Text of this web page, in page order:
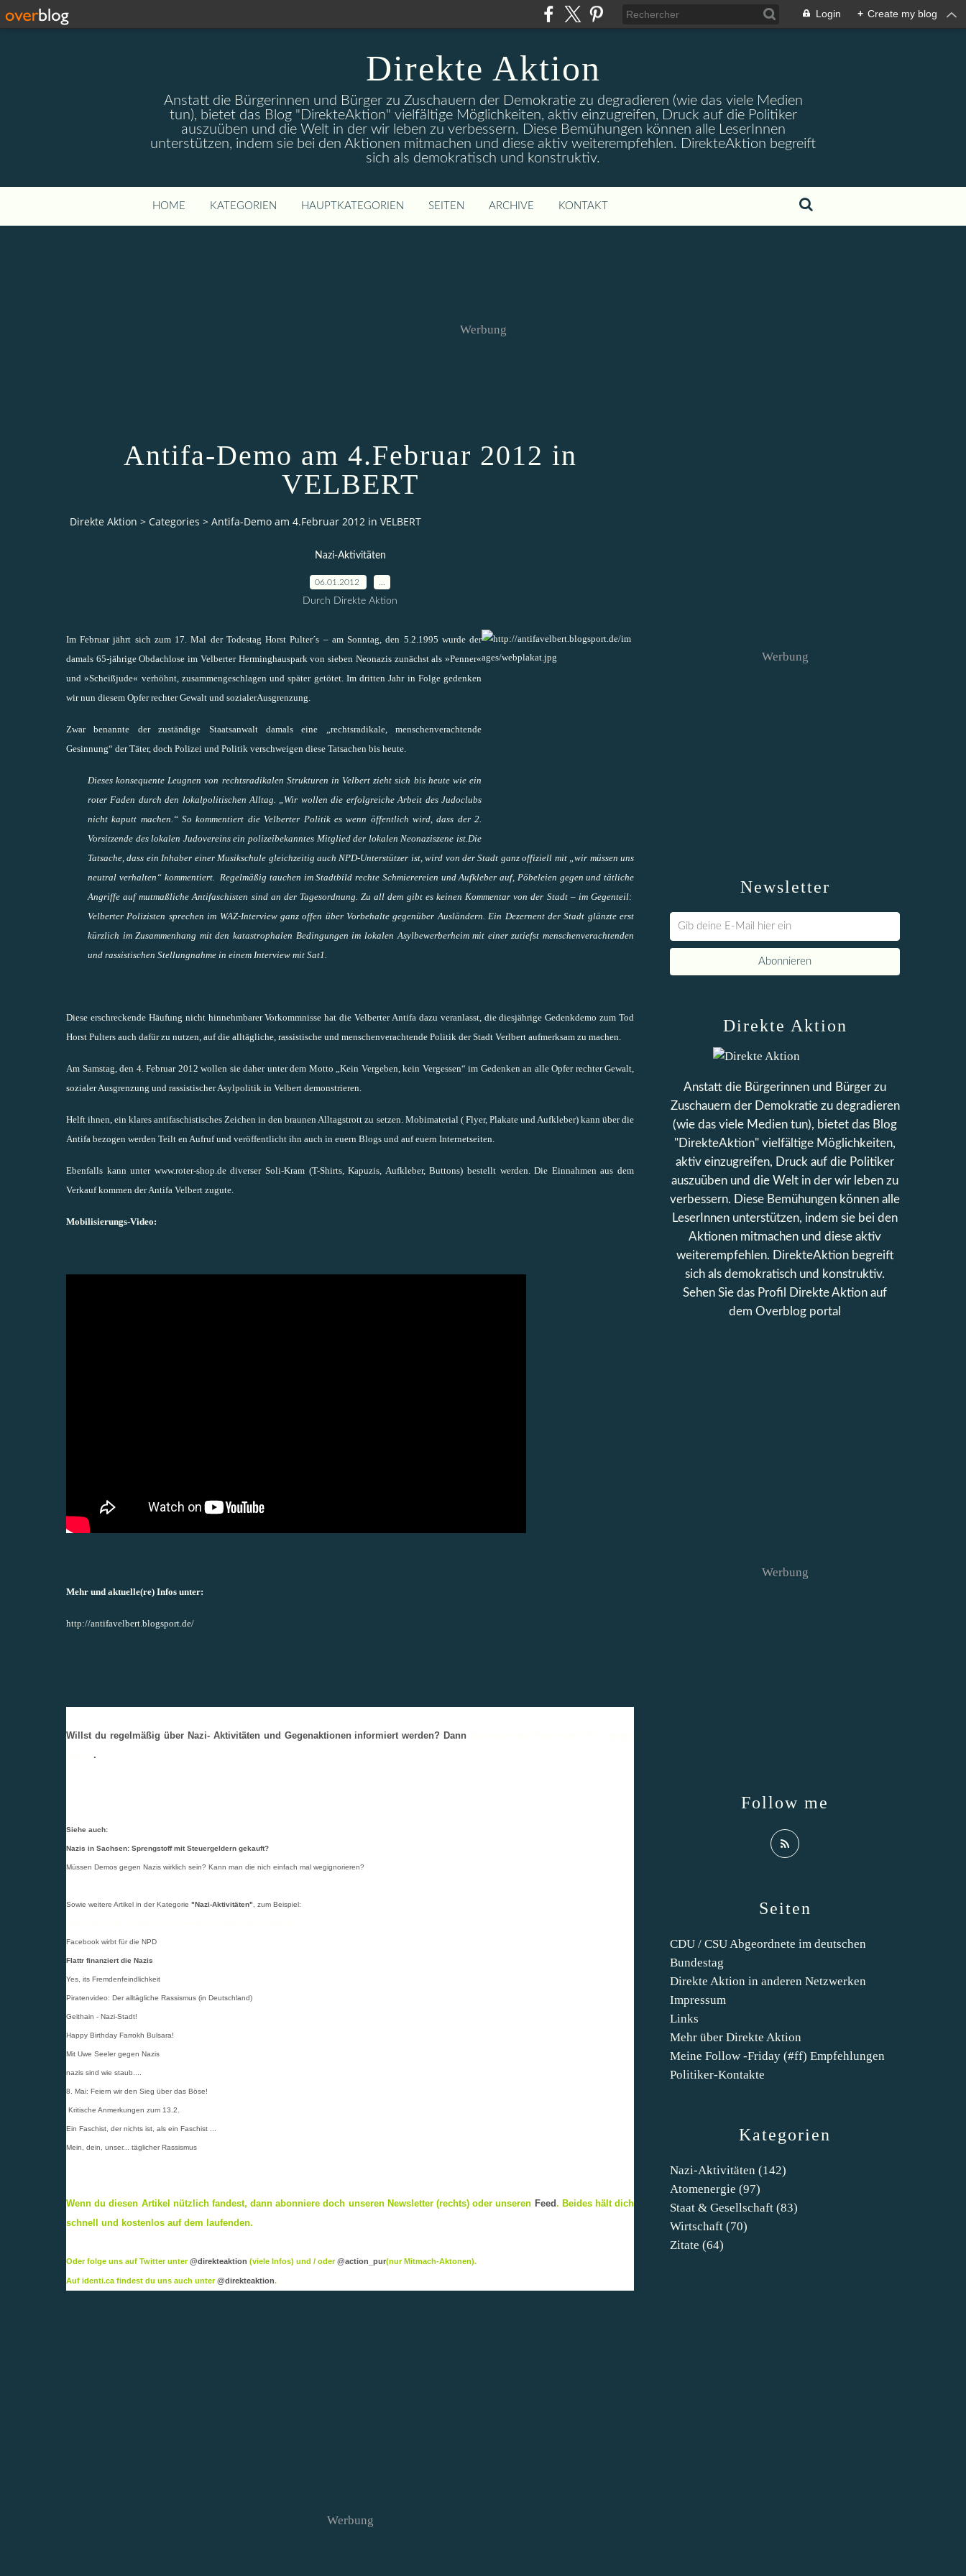
Login + Create my blog
Direkte Aktion
Anstatt die Bürgerinnen und Bürger zu Zuschauern der Demokratie zu degradieren (wie das viele Medien
tun), bietet das Blog "DirekteAktion" vielfältige Möglichkeiten, aktiv einzugreifen, Druck auf die Politiker
auszuüben und die Welt in der wir leben zu verbessern. Diese Bemühungen können alle LeserInnen
unterstützen, indem sie bei den Aktionen mitmachen und diese aktiv weiterempfehlen. DirekteAktion begreift
sich als demokratisch und konstruktiv.
HOME KATEGORIEN HAUPTKATEGORIEN SEITEN ARCHIVE KONTAKT
Werbung
Antifa-Demo am 4.Februar 2012 in
VELBERT
Direkte Aktion > Categories > Antifa-Demo am 4.Februar 2012 in VELBERT
Nazi-Aktivitäten
06.01.2012
Durch Direkte Aktion
Im Februar jährt sich zum 17. Mal der Todestag Horst Pulter´s – am Sonntag, den 5.2.1995 wurde der
damals 65-jährige Obdachlose im Velberter Herminghauspark von sieben Neonazis zunächst als »Penner«
und »Scheißjude« verhöhnt, zusammengeschlagen und später getötet. Im dritten Jahr in Folge gedenken
wir nun diesem Opfer rechter Gewalt und sozialerAusgrenzung.
Zwar benannte der zuständige Staatsanwalt damals eine „rechtsradikale, menschenverachtende
Gesinnung“ der Täter, doch Polizei und Politik verschweigen diese Tatsachen bis heute.
Dieses konsequente Leugnen von rechtsradikalen Strukturen in Velbert zieht sich bis heute wie ein
roter Faden durch den lokalpolitischen Alltag. „Wir wollen die erfolgreiche Arbeit des Judoclubs
nicht kaputt machen.“So kommentiert die Velberter Politik es wenn öffentlich wird, dass der 2.
Vorsitzende des lokalen Judovereins ein polizeibekanntes Mitglied der lokalen Neonaziszene ist. Die
Tatsache, dass ein Inhaber einer Musikschule gleichzeitig auch NPD-Unterstützer ist, wird von der Stadt ganz offiziell mit „wir müssen uns
neutral verhalten“ kommentiert.
Regelmäßig tauchen im Stadtbild rechte Schmierereien und Aufkleber auf, Pöbeleien gegen und tätliche
Angriffe auf mutmaßliche Antifaschisten sind an der Tagesordnung. Zu all dem gibt es keinen Kommentar von der Stadt – im Gegenteil:
Velberter Polizisten sprechen im WAZ-Interview ganz offen über Vorbehalte gegenüber Ausländern. Ein Dezernent der Stadt glänzte erst
kürzlich im Zusammenhang mit den katastrophalen Bedingungen im lokalen Asylbewerberheim mit einer zutiefst menschenverachtenden
und rassistischen Stellungnahme in einem Interview mit Sat1.
Diese erschreckende Häufung nicht hinnehmbarer Vorkommnisse hat die Velberter Antifa dazu veranlasst, die diesjährige Gedenkdemo zum Tod
Horst Pulters auch dafür zu nutzen, auf die alltägliche, rassistische und menschenverachtende Politik der Stadt Verlbert aufmerksam zu machen.
Am Samstag, den 4. Februar 2012 wollen sie daher unter dem Motto „Kein Vergeben, kein Vergessen“ im Gedenken an alle Opfer rechter Gewalt,
sozialer Ausgrenzung und rassistischer Asylpolitik in Velbert demonstrieren.
Helft ihnen, ein klares antifaschistisches Zeichen in den braunen Alltagstrott zu setzen. Mobimaterial ( Flyer, Plakate und Aufkleber) kann über die
Antifa bezogen werden Teilt en Aufruf und veröffentlicht ihn auch in euern Blogs und auf euern Internetseiten.
Ebenfalls kann unter www.roter-shop.dediverser Soli-Kram (T-Shirts, Kapuzis, Aufkleber, Buttons) bestellt werden. Die Einnahmen aus dem
Verkauf kommen der Antifa Velbert zugute.
Mobilisierungs-Video:
Mehr und aktuelle(re) Infos unter:
http://antifavelbert.blogsport.de/
Willst du regelmäßig über Nazi- Aktivitäten und Gegenaktionen informiert werden? Dann
.
Siehe auch:
Nazis in Sachsen: Sprengstoff mit Steuergeldern gekauft?
Müssen Demos gegen Nazis wirklich sein? Kann man die nich einfach mal wegignorieren?
Sowie weitere Artikel in der Kategorie "Nazi-Aktivitäten" , zum Beispiel:
Facebook wirbt für die NPD
Flattr finanziert die Nazis
Yes, its Fremdenfeindlichkeit
Piratenvideo: Der alltägliche Rassismus (in Deutschland)
Geithain - Nazi-Stadt!
Happy Birthday Farrokh Bulsara!
Mit Uwe Seeler gegen Nazis
nazis sind wie staub....
8. Mai: Feiern wir den Sieg über das Böse!
Kritische Anmerkungen zum 13.2.
Ein Faschist, der nichts ist, als ein Faschist ...
Mein, dein, unser... täglicher Rassismus
Wenn du diesen Artikel nützlich fandest, dann abonniere doch unseren Newsletter (rechts) oder unseren Feed. Beides hält dich
schnell und kostenlos auf dem laufenden.
Oder folge uns auf Twitter unter@direkteaktion (viele Infos) und / oder@action_pur(nur Mitmach-Aktonen).
Auf identi.ca findest du uns auch unter @direkteaktion.
Werbung
Newsletter
Werbung
Kategorien
Nazi-Aktivitäten (142)
Atomenergie (97)
Staat & Gesellschaft (83)
Wirtschaft (70)
Zitate (64)
Seiten
CDU / CSU Abgeordnete im deutschen
Bundestag
Direkte Aktion in anderen Netzwerken
Impressum
Links
Mehr über Direkte Aktion
Meine Follow -Friday (#ff) Empfehlungen
Politiker-Kontakte
Direkte Aktion
Anstatt die Bürgerinnen und Bürger zu
Zuschauern der Demokratie zu degradieren
(wie das viele Medien tun), bietet das Blog
"DirekteAktion" vielfältige Möglichkeiten,
aktiv einzugreifen, Druck auf die Politiker
auszuüben und die Welt in der wir leben zu
verbessern. Diese Bemühungen können alle
LeserInnen unterstützen, indem sie bei den
Aktionen mitmachen und diese aktiv
weiterempfehlen. DirekteAktion begreift
sich als demokratisch und konstruktiv.
Sehen Sie das Profil
Direkte Aktion auf
dem Overblog portal
Follow me
Werbung